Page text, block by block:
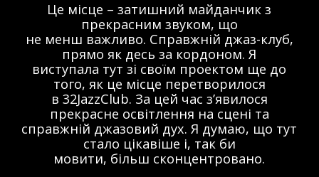
Це місце – затишний майданчик з
прекрасним звуком, що
не менш важливо. Справжній джаз-клуб,
прямо як десь за кордоном. Я
виступала тут зі своїм проектом ще до
того, як це місце перетворилося
в 32JazzClub. За цей час з’явилося
прекрасне освітлення на сцені та
справжній джазовий дух. Я думаю, що тут
стало цікавіше і, так би
мовити, більш сконцентровано.